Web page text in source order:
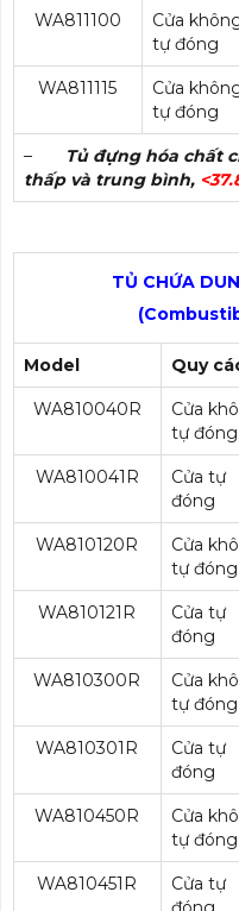
WA811100
Cửa
tự đóng
WA811115
Cửa
tự đóng
–
Tủ đựng hóa chất
thấp và trung bình,
TỦ CHỨA
Model Quy
WA810040R
Cửa
tự đóng
WA810041R
Cửa tự
đóng
WA810120R
Cửa
tự đóng
WA810121R
Cửa tự
đóng
WA810300R
Cửa
tự đóng
WA810301R
Cửa tự
đóng
WA810450R
Cửa
tự đóng
WA810451R
Cửa tự